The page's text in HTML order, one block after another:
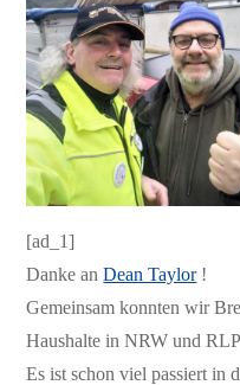
[ad_1]
Danke anDean Taylor!
Gemeinsam konnten wir
Haushalte in NRW und
Es ist schon viel passiert in